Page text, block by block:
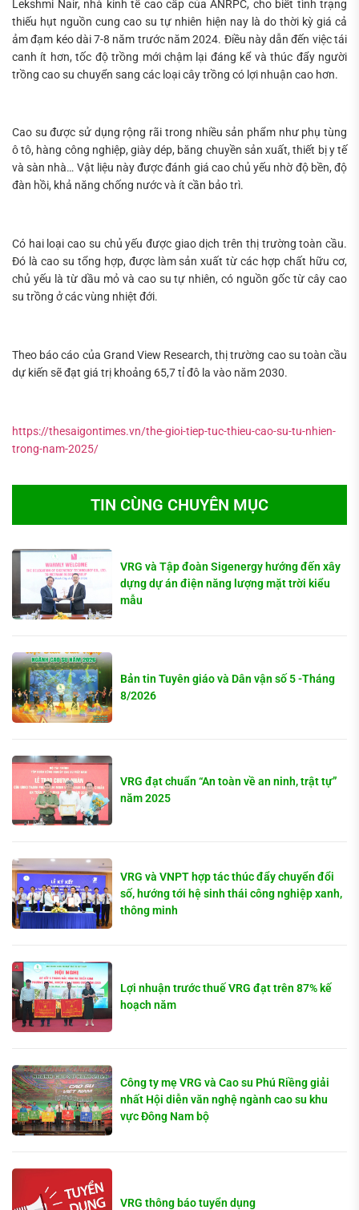
Lekshmi Nair, nhà kinh tế cao cấp của ANRPC, cho biết tình trạng
thiếu hụt nguồn cung cao su tự nhiên hiện nay là do thời kỳ giá cả
ảm đạm kéo dài 7-8 năm trước năm 2024. Điều này dẫn đến việc tái
canh ít hơn, tốc độ trồng mới chậm lại đáng kể và thúc đẩy người
trồng cao su chuyển sang các loại cây trồng có lợi nhuận cao hơn.
Cao su được sử dụng rộng rãi trong nhiều sản phẩm như phụ tùng
ô tô, hàng công nghiệp, giày dép, băng chuyền sản xuất, thiết bị y tế
và sàn nhà… Vật liệu này được đánh giá cao chủ yếu nhờ độ bền, độ
đàn hồi, khả năng chống nước và ít cần bảo trì.
Có hai loại cao su chủ yếu được giao dịch trên thị trường toàn cầu.
Đó là cao su tổng hợp, được làm sản xuất từ các hợp chất hữu cơ,
chủ yếu là từ dầu mỏ và cao su tự nhiên, có nguồn gốc từ cây cao
su trồng ở các vùng nhiệt đới.
Theo báo cáo của Grand View Research, thị trường cao su toàn cầu
dự kiến ​​sẽ đạt giá trị khoảng 65,7 tỉ đô la vào năm 2030.
https://thesaigontimes.vn/the-gioi-tiep-tuc-thieu-cao-su-tu-nhien-
trong-nam-2025/
TIN CÙNG CHUYÊN MỤC
VRG và Tập đoàn Sigenergy hướng đến xây
dựng dự án điện năng lượng mặt trời kiểu
mẫu
Bản tin Tuyên giáo và Dân vận số 5 -Tháng
8/2026
VRG đạt chuẩn “An toàn về an ninh, trật tự”
năm 2025
VRG và VNPT hợp tác thúc đẩy chuyển đổi
số, hướng tới hệ sinh thái công nghiệp xanh,
thông minh
Lợi nhuận trước thuế VRG đạt trên 87% kế
hoạch năm
Công ty mẹ VRG và Cao su Phú Riềng giải
nhất Hội diễn văn nghệ ngành cao su khu
vực Đông Nam bộ
VRG thông báo tuyển dụng